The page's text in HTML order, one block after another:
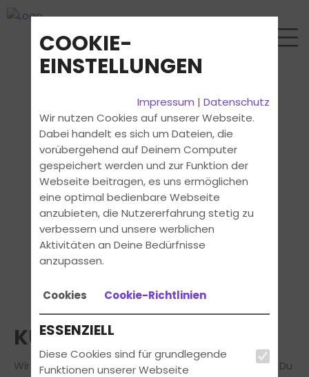
KUNDENSTIMMEN
Wir können Dir viel erzählen – aber am Besten hörst Du
COOKIE-
EINSTELLUNGEN
Impressum |Datenschutz
Wir nutzen Cookies auf unserer Webseite.
Dabei handelt es sich um Dateien, die
vorübergehend auf Deinem Computer
gespeichert werden und zur Funktion der
Webseite beitragen, es uns ermöglichen
eine optimal bedienbare Webseite
anzubieten, die Nutzererfahrung stetig zu
verbessern und unsere werblichen
Aktivitäten an Deine Bedürfnisse
anzupassen.
Cookies Cookie-Richtlinien
ESSENZIELL
Diese Cookies sind für grundlegende
Funktionen unserer Webseite